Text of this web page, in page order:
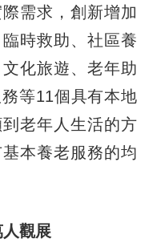
需求，創新增加
時救助、社區養
化旅遊、老年助
等11個具有本地
老年人生活的方
本養老服務的均
觀展